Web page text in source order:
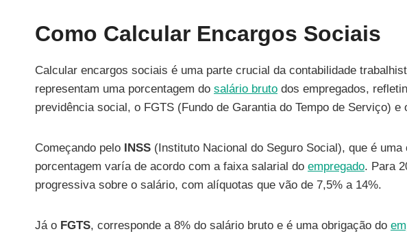
Como Calcular Encargos Sociais
Calcular encargos sociais é uma parte crucial da contabilidade
representam uma porcentagem do salário bruto dos empregados,
previdência social, o FGTS (Fundo de Garantia do Tempo de Serviço)
Começando pelo INSS (Instituto Nacional do Seguro Social), que é
porcentagem varía de acordo com a faixa salarial do empregado. Para
progressiva sobre o salário, com alíquotas que vão de 7,5% a 14%.
Já o FGTS, corresponde a 8% do salário bruto e é uma obrigação do